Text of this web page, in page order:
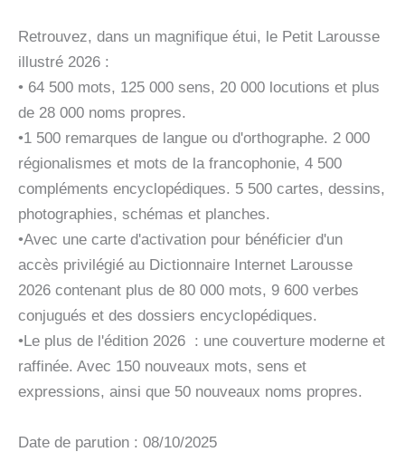
Retrouvez, dans un magnifique étui, le Petit Larousse
illustré 2026 :
• 64 500 mots, 125 000 sens, 20 000 locutions et plus
de 28 000 noms propres.
•1 500 remarques de langue ou d'orthographe. 2 000
régionalismes et mots de la francophonie, 4 500
compléments encyclopédiques. 5 500 cartes, dessins,
photographies, schémas et planches.
•Avec une carte d'activation pour bénéficier d'un
accès privilégié au Dictionnaire Internet Larousse
2026 contenant plus de 80 000 mots, 9 600 verbes
conjugués et des dossiers encyclopédiques.
•Le plus de l'édition 2026 : une couverture moderne et
raffinée. Avec 150 nouveaux mots, sens et
expressions, ainsi que 50 nouveaux noms propres.
Date de parution : 08/10/2025